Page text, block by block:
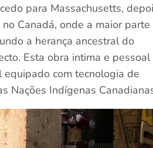
para Massachusetts,
Canadá, onde a maior parte
a herança ancestral do
Esta obra intima e pessoal
equipado com tecnologia de
Nações Indígenas